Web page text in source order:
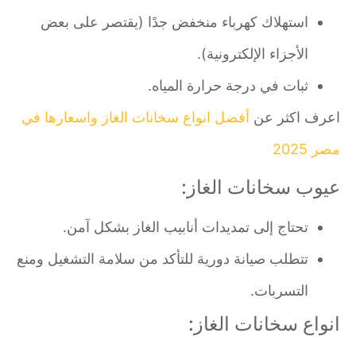
استهلاك كهرباء منخفض جدًا (يقتصر على بعض
الأجزاء الإلكترونية).
ثبات في درجة حرارة المياه.
اعرف اكثر عنأفضل انواع سخانات الغاز واسعارها في
مصر 2025
عيوب سخانات الغاز:
تحتاج إلى تمديدات أنابيب الغاز بشكل آمن.
تتطلب صيانة دورية للتأكد من سلامة التشغيل ومنع
التسربات.
انواع سخانات الغاز: